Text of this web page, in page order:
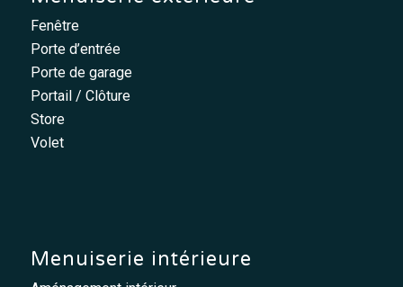
Fenêtre
Porte d’entrée
Porte de garage
Portail / Clôture
Store
Volet
Menuiserie intérieure